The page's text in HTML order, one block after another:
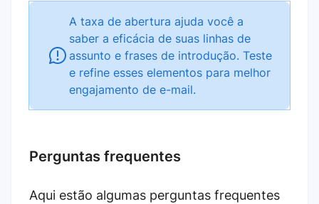
A taxa de abertura ajuda você a
saber a eficácia de suas linhas de
assunto e frases de introdução. Teste
e refine esses elementos para melhor
engajamento de e-mail.
Perguntas frequentes
Aqui estão algumas perguntas frequentes